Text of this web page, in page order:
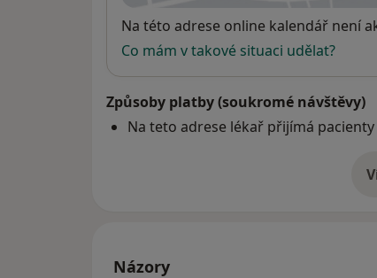
Dostupnost
Na této adrese online kalendář není
Co mám v takové situaci udělat?
Způsoby platby (soukromé návštěvy)
Na teto adrese lékař přijímá
Názory